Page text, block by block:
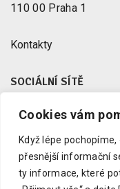
Cookies vám
Když lépe
přesnější informační
ty informace, které
110 00 Praha 1
Kontakty
SOCIÁLNÍ SÍTĚ
Facebook
Instagram
Youtube